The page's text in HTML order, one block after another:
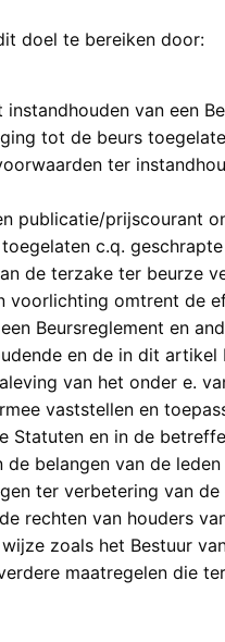
doel te bereiken door:
van een
tot de beurs
ter
publicatie/prijscourant
c.q.
de terzake ter beurze
voorlichting omtrent de
Beursreglement en
en de in dit artikel
van het onder e.
vaststellen en
Statuten en in de
de belangen van de
ter verbetering van
rechten van houders
zoals het Bestuur
maatregelen die